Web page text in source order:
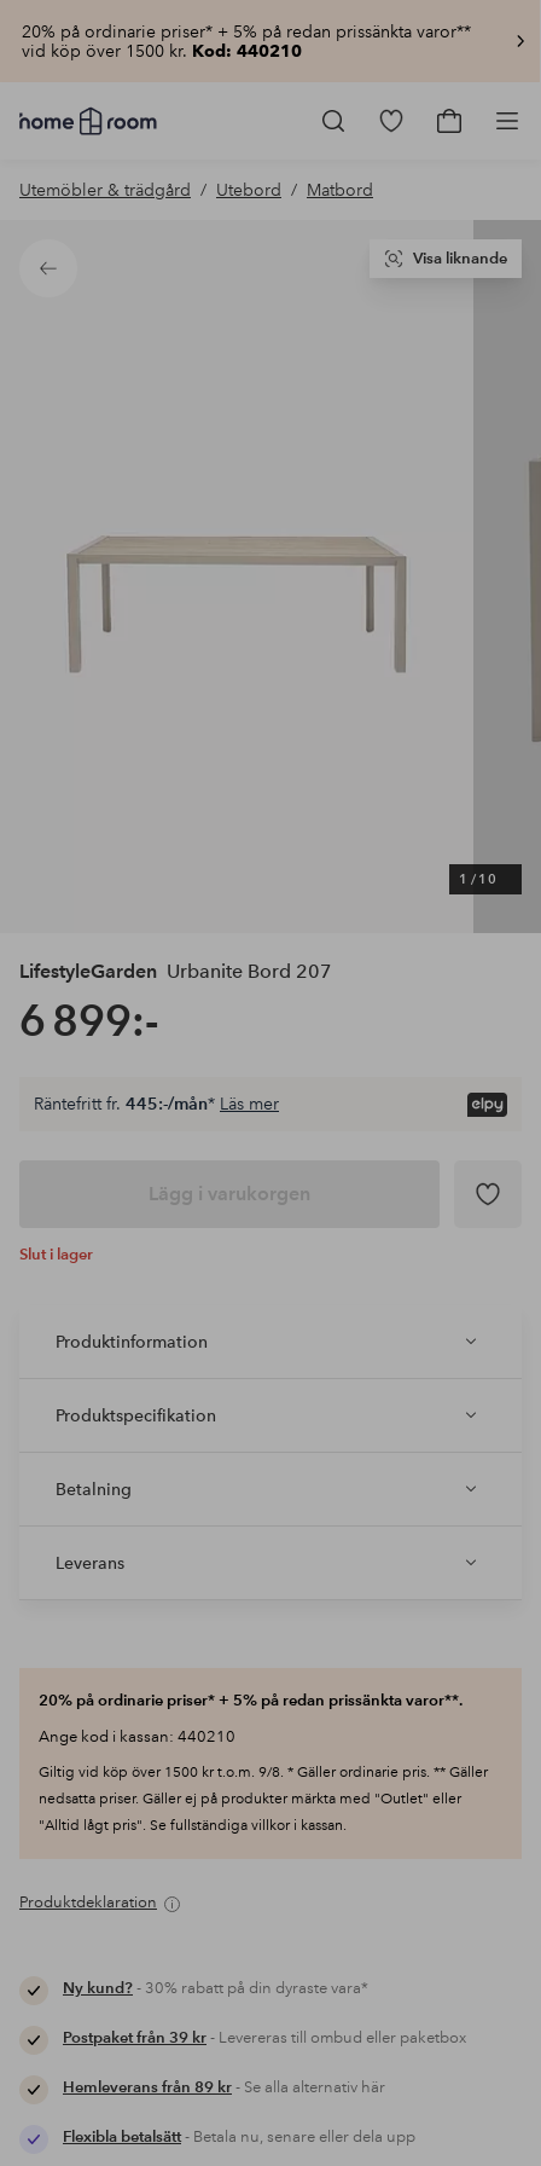
20% på ordinarie priser* + 5% på redan prissänkta varor**
vid köp över 1500 kr. Kod: 440210
Homeroom
–
hemmet
pris
Gå
Gå
Utemöbler & trädgård Utebord Matbord
Tillbaka
1 / 10
Visa liknande
LifestyleGarden Urbanite Bord 207
6 899:-
Räntefritt fr. 445:-/mån* Läs mer
Lägg i varukorgen
Slut i lager
Produktinformation
Produktspecifikation
Betalning
Leverans
20% på ordinarie priser* + 5% på redan prissänkta varor**.
Ange kod i kassan: 440210
Giltig vid köp över 1500 kr t.o.m. 9/8. * Gäller ordinarie pris. ** Gäller
nedsatta priser. Gäller ej på produkter märkta med "Outlet" eller
"Alltid lågt pris". Se fullständiga villkor i kassan.
Produktdeklaration
Ny kund?- 30% rabatt på din dyraste vara*
Postpaket från 39 kr- Levereras till ombud eller paketbox
Hemleverans från 89 kr- Se alla alternativ här
Flexibla betalsätt- Betala nu, senare eller dela upp